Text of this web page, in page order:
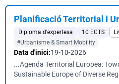
Planificació Territorial i
Diploma d'expertesa 10 ECTS
#Urbanisme & Smart Mobility
Data d'inici:19-10-2026
...Agenda Territorial Europea:
Sustainable Europe of Diverse